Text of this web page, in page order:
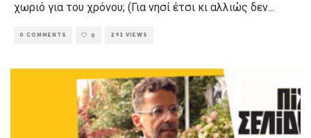
χωριό για του χρόνου; (Για νησί έτσι κι αλλιώς δεν...
0 COMMENTS 0 293 VIEWS